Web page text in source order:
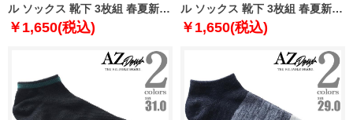
ル ソックス 靴下 3枚組 春夏新作
81713400
￥1,650(税込)
ル ソックス 靴下 3枚組 春夏新作
81713500
￥1,650(税込)